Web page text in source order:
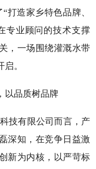
打造家乡特色品牌、
专业顾问的技术支撑
，一场围绕灌溉水带
。
以品质树品牌
技有限公司而言，产
深知，在竞争日益激
新为内核，以严苛标